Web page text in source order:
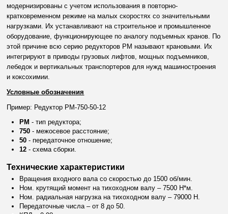
модернизированы с учетом использования в повторно-
кратковременном режиме на малых скоростях со значительными
нагрузками. Их устанавливают на строительное и промышленное
оборудование, функционирующее по аналогу подъемных кранов. По
этой причине всю серию редукторов РМ называют крановыми. Их
интегрируют в приводы грузовых лифтов, мощных подъемников,
лебедок и вертикальных транспортеров для нужд машиностроения
и коксохимии.
Условные обозначения
Пример: Редуктор РМ-750-50-12
РМ - тип редуктора;
750 - межосевое расстояние;
50 - передаточное отношение;
12 - схема сборки.
Технические характеристики
Вращения входного вала со скоростью до 1500 об/мин.
Ном. крутящий момент на тихоходном валу – 7500 H*м.
Ном. радиальная нагрузка на тихоходном валу – 79000 Н.
Передаточные числа – от 8 до 50.